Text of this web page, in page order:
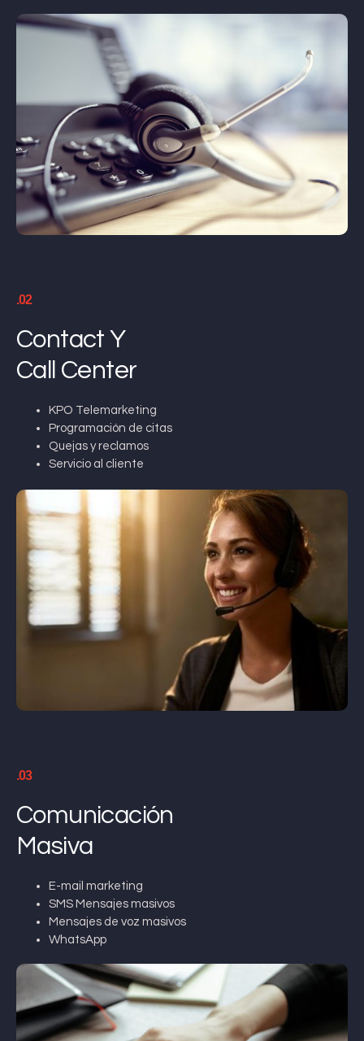
.02
Contact Y
Call Center
KPO Telemarketing
Programación de citas
Quejas y reclamos
Servicio al cliente
.03
Comunicación
Masiva
E-mail marketing
SMS Mensajes masivos
Mensajes de voz masivos
WhatsApp